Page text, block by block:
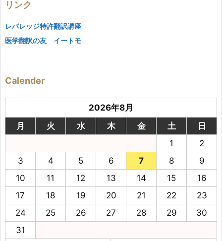
リンク
レバレッジ特許翻訳講座
医学翻訳の友 イートモ
Calender
2026年8月
月
火 水 木 金 土
日
1
2
3
4 5 6 7 8
9
10
11 12 13 14 15
16
17
18 19 20 21 22
23
24
25 26 27 28 29
30
31